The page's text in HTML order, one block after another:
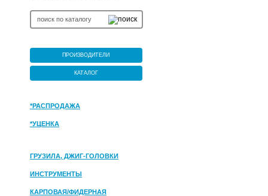
ПРОИЗВОДИТЕЛИ
КАТАЛОГ
*РАСПРОДАЖА
*УЦЕНКА
ГРУЗИЛА, ДЖИГ-ГОЛОВКИ
ИНСТРУМЕНТЫ
КАРПОВАЯ/ФИДЕРНАЯ